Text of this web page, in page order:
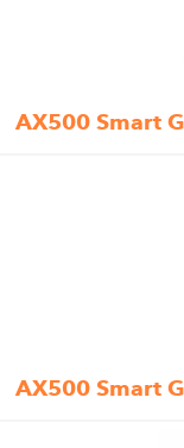
AX500 Smart
AX500 Smart